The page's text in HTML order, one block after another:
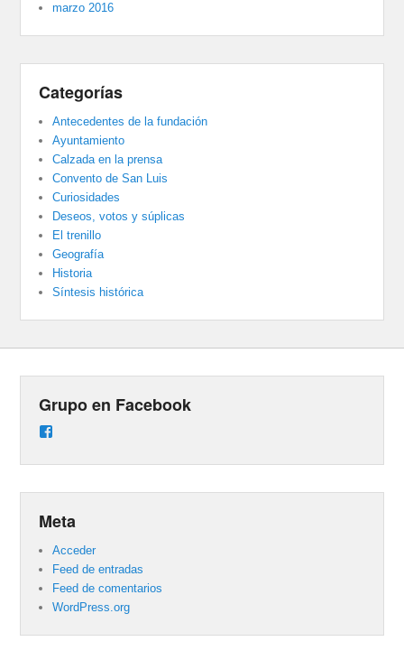
marzo 2016
Categorías
Antecedentes de la fundación
Ayuntamiento
Calzada en la prensa
Convento de San Luis
Curiosidades
Deseos, votos y súplicas
El trenillo
Geografía
Historia
Síntesis histórica
Grupo en Facebook
en
Meta
Acceder
Feed de entradas
Feed de comentarios
WordPress.org